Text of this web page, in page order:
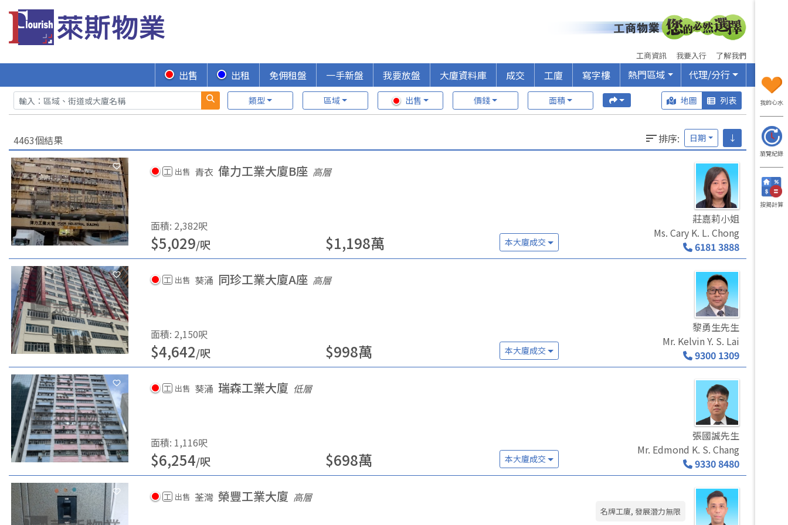
工商資訊 我要入行 了解我們
出售 出租 免佣租盤 一手新盤 我要放盤 大廈資料庫 成交 工廈 寫字樓 熱門區域 代理/分行
類型 區域 出售 價錢 面積 地圖 列表
4463個結果 排序: 日期 ↓
工 出售 青衣 偉力工業大廈B座 高層
面積: 2,382呎
$5,029/呎 $1,198萬 本大廈成交
莊嘉莉小姐
Ms. Cary K. L. Chong
6181 3888
工 出售 葵涌 同珍工業大廈A座 高層
面積: 2,150呎
$4,642/呎 $998萬 本大廈成交
黎勇生先生
Mr. Kelvin Y. S. Lai
9300 1309
工 出售 葵涌 瑞森工業大廈 低層
面積: 1,116呎
$6,254/呎 $698萬 本大廈成交
張國誠先生
Mr. Edmond K. S. Chang
9330 8480
工 出售 荃灣 榮豐工業大廈 高層
名牌工廈, 發展潛力無限
我的心水
瀏覽紀錄
按揭計算